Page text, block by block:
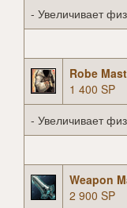
- Увеличивает
Robe
1 400 SP
- Увеличивает
Weapon
2 900 SP